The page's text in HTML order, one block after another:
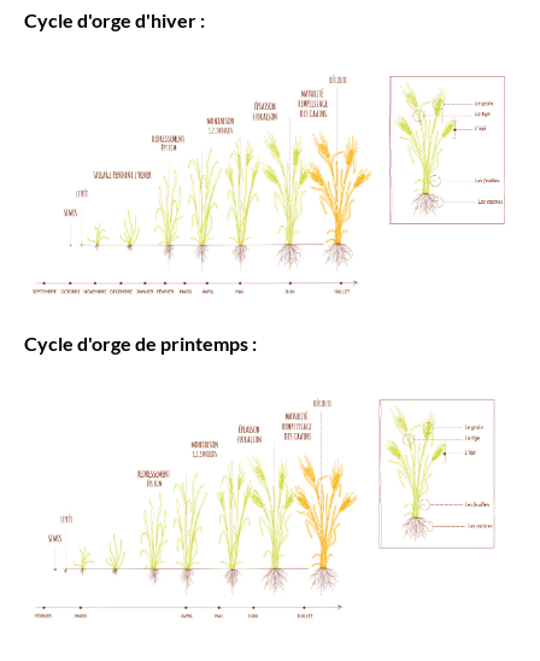
Cycle d'orge d'hiver :
Cycle d'orge de printemps :